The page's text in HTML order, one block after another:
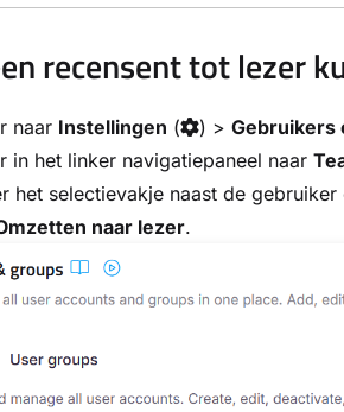
recensent tot lezer
naar Instellingen ( ) > Gebruikers
in het linker navigatiepaneel naar
het selectievakje naast de
naar lezer.